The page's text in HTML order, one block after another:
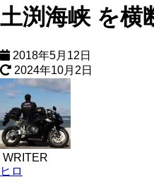
土渕海峡 を横
2018年5月12日
2024年10月2日
WRITER
ヒロ